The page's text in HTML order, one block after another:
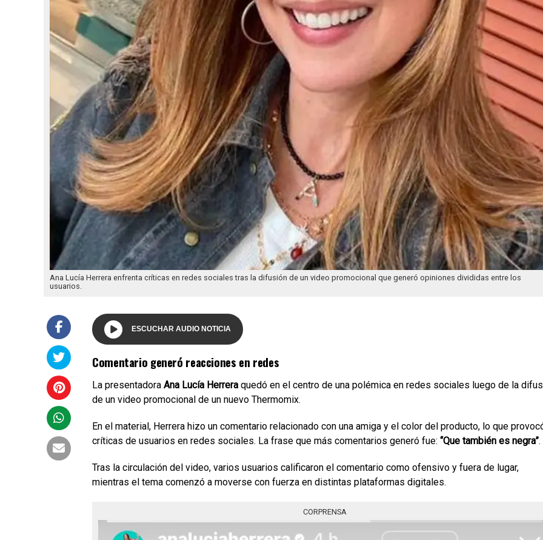
Ana Lucía Herrera enfrenta críticas en redes sociales tras la difusión de un video promocional que generó opiniones divididas entre los
usuarios.
ESCUCHAR AUDIO NOTICIA
Comentario generó reacciones en redes
La presentadora Ana Lucía Herrera quedó en el centro de una polémica en redes sociales luego de la
de un video promocional de un nuevo Thermomix.
En el material, Herrera hizo un comentario relacionado con una amiga y el color del producto, lo que
críticas de usuarios en redes sociales. La frase que más comentarios generó fue: “Que también es negra”.
Tras la circulación del video, varios usuarios calificaron el comentario como ofensivo y fuera de lugar,
mientras el tema comenzó a moverse con fuerza en distintas plataformas digitales.
CORPRENSA